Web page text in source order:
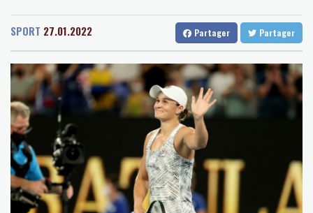
Gabon
24 °C Kamerun
19 °C
Madagascar
19 °C
Congo
26 °C Cayenne
16 °C
French Guiana
20 °C
Bruxelles
17 °C Vancouver
19 °C
Monte-Carlo
pour ses centres de données
Présidentielle: Gabriel Attal porte plainte, dénonçant une
ingérence russe
Nocturne et amatrice de café: une nouvelle espèce de grenouille
découverte au Costa Rica
Colombie: le président de la Espriella promet de combattre "sans
répit" le narcotrafic
Le rappeur Moha La Squale condamné à deux ans pour des
violences sur deux femmes
Colombie: le président de la Espriella promet de combattre "sans
SPORT 27.01.2022 Partager Partager